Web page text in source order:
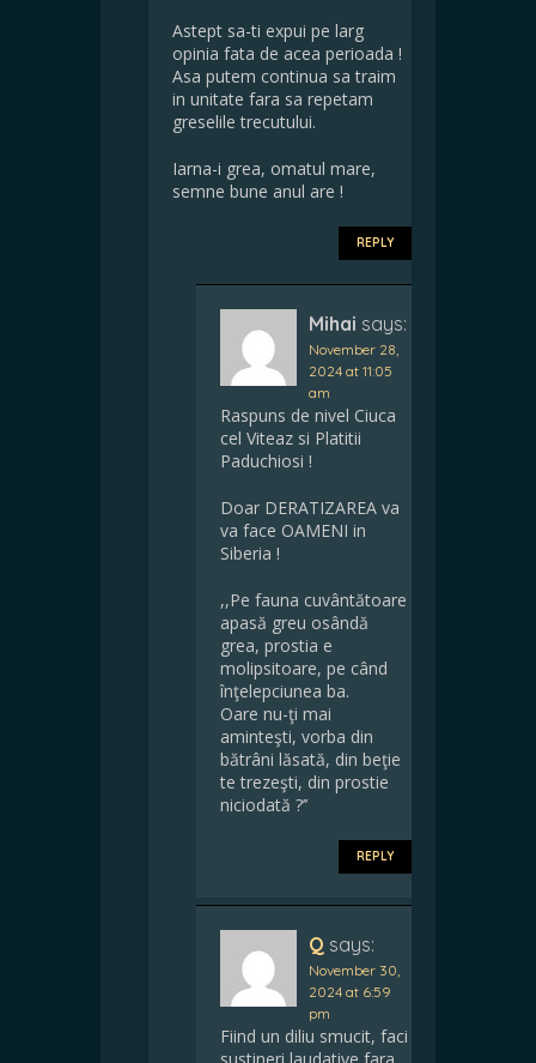
Astept sa-ti expui pe larg
opinia fata de acea perioada !
Asa putem continua sa traim
in unitate fara sa repetam
greselile trecutului.
Iarna-i grea, omatul mare,
semne bune anul are !
REPLY
Mihai says:
November 28,
2024 at 11:05
am
Raspuns de nivel Ciuca
cel Viteaz si Platitii
Paduchiosi !
Doar DERATIZAREA va
va face OAMENI in
Siberia !
,,Pe fauna cuvântătoare
apasă greu osândă
grea, prostia e
molipsitoare, pe când
înţelepciunea ba.
Oare nu-ţi mai
aminteşti, vorba din
bătrâni lăsată, din beţie
te trezeşti, din prostie
niciodată ?’’
REPLY
Q says:
November 30,
2024 at 6:59
pm
Fiind un diliu smucit, faci
sustineri laudative fara